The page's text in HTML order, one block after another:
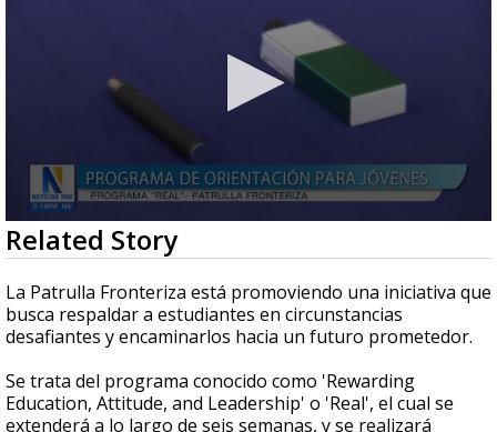
0
seconds
of
1
minute,
1
second
Related Story
La Patrulla Fronteriza está promoviendo una iniciativa que
busca respaldar a estudiantes en circunstancias
desafiantes y encaminarlos hacia un futuro prometedor.
Se trata del programa conocido como 'Rewarding
Education, Attitude, and Leadership' o 'Real', el cual se
extenderá a lo largo de seis semanas, y se realizará